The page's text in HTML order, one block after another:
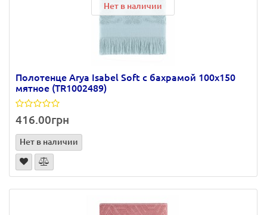
Нет в наличии
Полотенце Arya Isabel Soft с бахрамой 100х150
мятное (TR1002489)
416.00грн
Нет в наличии